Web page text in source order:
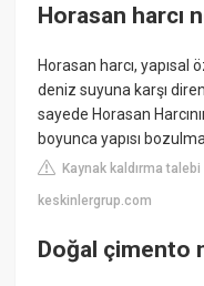
Horasan harcı
Horasan harcı, yapısal
deniz suyuna karşı
sayede Horasan
boyunca yapısı
Kaynak kaldırma talebi
keskinlergrup.com
Doğal çimento